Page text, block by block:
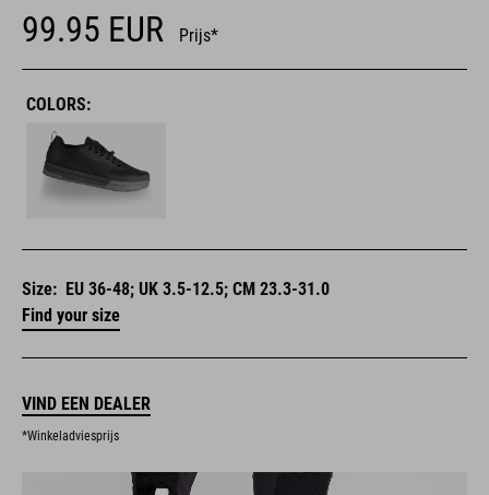
99.95 EUR Prijs*
COLORS:
Size: EU 36-48; UK 3.5-12.5; CM 23.3-31.0
Find your size
VIND EEN DEALER
*Winkeladviesprijs